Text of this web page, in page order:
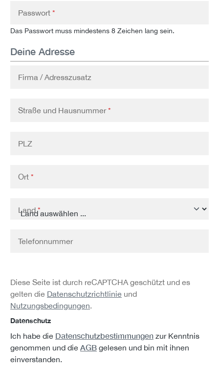
Passwort *
Das Passwort muss mindestens 8 Zeichen lang sein.
Deine Adresse
Firma / Adresszusatz
Straße und Hausnummer*
PLZ
Ort *
Land*
Telefonnummer
Diese Seite ist durch reCAPTCHA geschützt und es
gelten die Datenschutzrichtlinie und
Nutzungsbedingungen.
Datenschutz
Ich habe die Datenschutzbestimmungen zur Kenntnis
genommen und die AGB gelesen und bin mit ihnen
einverstanden.